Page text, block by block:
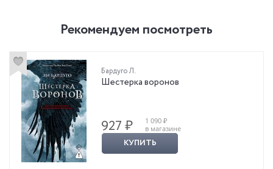
Рекомендуем посмотреть
Бардуго Л.
Шестерка воронов
927 ₽
1 090 ₽
в магазине
КУПИТЬ